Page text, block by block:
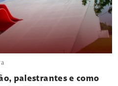
palestrantes e como